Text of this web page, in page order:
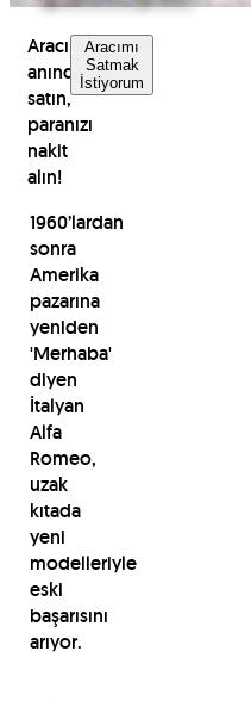
Aracınızı
anında
satın,
paranızı
nakit
alın!
Aracımı
Satmak
İstiyorum
1960’lardan
sonra
Amerika
pazarına
yeniden
'Merhaba'
diyen
İtalyan
Alfa
Romeo,
uzak
kıtada
yeni
modelleriyle
eski
başarısını
arıyor.